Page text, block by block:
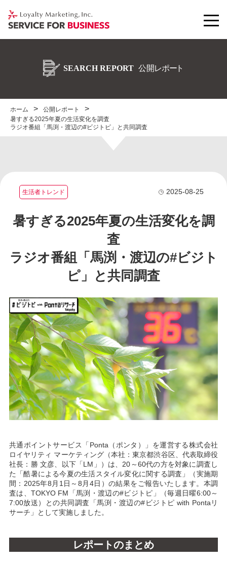
ホーム
公開レポート
暑すぎる2025年夏の生活変化を調査
ラジオ番組「馬渕・渡辺の#ビジトピ」と共同調査
生活者トレンド 2025-08-25
暑すぎる2025年夏の生活変化を調
査
ラジオ番組「馬渕・渡辺の#ビジト
ピ」と共同調査
共通ポイントサービス「Ponta（ポンタ）」を運営する株式会社
ロイヤリティ マーケティング（本社：東京都渋谷区、代表取締役
社長：勝 文彦、以下「LM」）は、20～60代の方を対象に調査し
た「酷暑による今夏の生活スタイル変化に関する調査」（実施期
間：2025年8月1日～8月4日）の結果をご報告いたします。本調
査は、TOKYO FM「馬渕・渡辺の#ビジトピ」（毎週日曜6:00～
7:00放送）との共同調査「馬渕・渡辺の#ビジトピ with Pontaリ
サーチ」として実施しました。
レポートのまとめ